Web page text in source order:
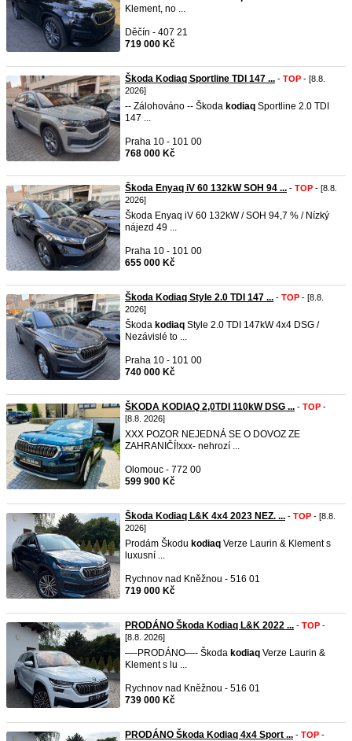
Klement, no ...
Děčín - 407 21
719 000 Kč
Škoda Kodiaq Sportline TDI 147 ... - TOP - [8.8.
2026]
-- Zálohováno -- Škoda kodiaq Sportline 2.0 TDI
147 ...
Praha 10 - 101 00
768 000 Kč
Škoda Enyaq iV 60 132kW SOH 94 ... - TOP - [8.8.
2026]
Škoda Enyaq iV 60 132kW / SOH 94,7 % / Nízký
nájezd 49 ...
Praha 10 - 101 00
655 000 Kč
Škoda Kodiaq Style 2.0 TDI 147 ... - TOP - [8.8.
2026]
Škoda kodiaq Style 2.0 TDI 147kW 4x4 DSG /
Nezávislé to ...
Praha 10 - 101 00
740 000 Kč
ŠKODA KODIAQ 2,0TDI 110kW DSG ... - TOP -
[8.8. 2026]
XXX POZOR NEJEDNÁ SE O DOVOZ ZE
ZAHRANIČÍ!xxx- nehrozí ...
Olomouc - 772 00
599 900 Kč
Škoda Kodiaq L&K 4x4 2023 NEZ. ... - TOP - [8.8.
2026]
Prodám Škodu kodiaq Verze Laurin & Klement s
luxusní ...
Rychnov nad Kněžnou - 516 01
719 000 Kč
PRODÁNO Škoda Kodiaq L&K 2022 ... - TOP -
[8.8. 2026]
—-PRODÁNO—- Škoda kodiaq Verze Laurin &
Klement s lu ...
Rychnov nad Kněžnou - 516 01
739 000 Kč
PRODÁNO Škoda Kodiaq 4x4 Sport ... - TOP -